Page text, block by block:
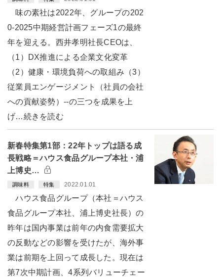
味の素社は2022年、グループの202
0-2025中期経営計画フェーズ1の最終
年を迎える。西井孝明社長CEOは、
（1）DX推進による企業文化変革
（2）健康・環境負荷への取組み（3）
従業員エンゲージメント（社員の会社
への貢献姿勢）--の三つを成果を上
げ…続きを読む
新春特集第1部：22年トップは語る成
長戦略＝ハウス食品グループ本社・浦
上博史…
調味料 特集 2022.01.01
ハウス食品グループ（本社＝ハウス
食品グループ本社、浦上博史社長）の
昨年は国内事業は前年の内食需要拡大
の反動などの影響を受けたが、海外事
業は前期を上回って成長した。現在は
第7次中期計画、4系列バリューチェー